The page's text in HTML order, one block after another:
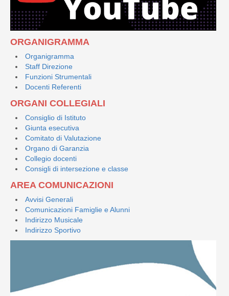
ORGANIGRAMMA
Organigramma
Staff Direzione
Funzioni Strumentali
Docenti Referenti
ORGANI COLLEGIALI
Consiglio di Istituto
Giunta esecutiva
Comitato di Valutazione
Organo di Garanzia
Collegio docenti
Consigli di intersezione e classe
AREA COMUNICAZIONI
Avvisi Generali
Comunicazioni Famiglie e Alunni
Indirizzo Musicale
Indirizzo Sportivo